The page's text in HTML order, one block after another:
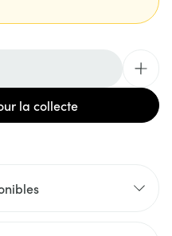
la collecte